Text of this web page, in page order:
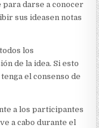
para darse a conocer
sus ideasen notas
los
de la idea. Si esto
el consenso de
a los participantes
a cabo durante el